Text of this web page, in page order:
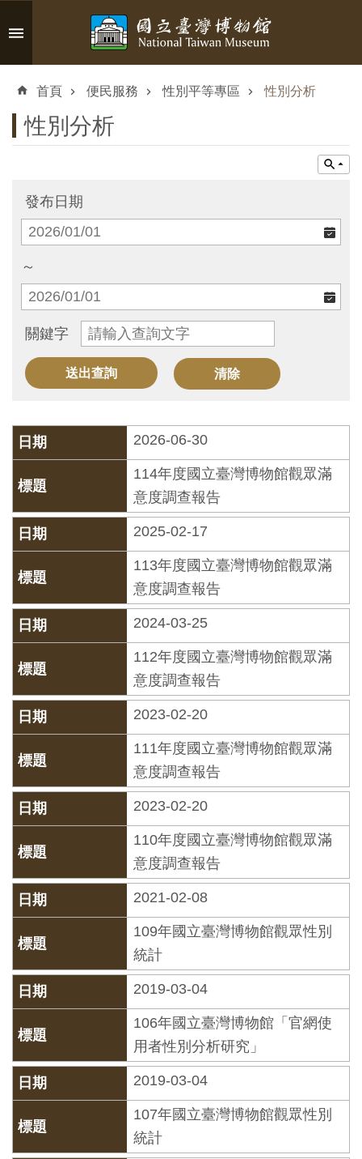
跳到主要內容區塊
搜
認
識
臺
博
參
觀
資
訊
展
覽
資
教
育
活
動
出
版
文
典
藏
究
便
民
務
政
公
開
資
首頁 便民服務 性別平等專區 性別分析
性別分析
發布日期
～
關鍵字
2026-06-30
114年度國立臺灣博物館觀眾滿
意度調查報告
2025-02-17
113年度國立臺灣博物館觀眾滿
意度調查報告
2024-03-25
112年度國立臺灣博物館觀眾滿
意度調查報告
2023-02-20
111年度國立臺灣博物館觀眾滿
意度調查報告
2023-02-20
110年度國立臺灣博物館觀眾滿
意度調查報告
2021-02-08
109年國立臺灣博物館觀眾性別
統計
2019-03-04
106年國立臺灣博物館「官網使
用者性別分析研究」
2019-03-04
107年國立臺灣博物館觀眾性別
統計